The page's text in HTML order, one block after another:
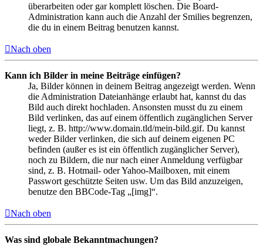
überarbeiten oder gar komplett löschen. Die Board-
Administration kann auch die Anzahl der Smilies begrenzen,
die du in einem Beitrag benutzen kannst.
Nach oben
Kann ich Bilder in meine Beiträge einfügen?
Ja, Bilder können in deinem Beitrag angezeigt werden. Wenn
die Administration Dateianhänge erlaubt hat, kannst du das
Bild auch direkt hochladen. Ansonsten musst du zu einem
Bild verlinken, das auf einem öffentlich zugänglichen Server
liegt, z. B. http://www.domain.tld/mein-bild.gif. Du kannst
weder Bilder verlinken, die sich auf deinem eigenen PC
befinden (außer es ist ein öffentlich zugänglicher Server),
noch zu Bildern, die nur nach einer Anmeldung verfügbar
sind, z. B. Hotmail- oder Yahoo-Mailboxen, mit einem
Passwort geschützte Seiten usw. Um das Bild anzuzeigen,
benutze den BBCode-Tag „[img]“.
Nach oben
Was sind globale Bekanntmachungen?